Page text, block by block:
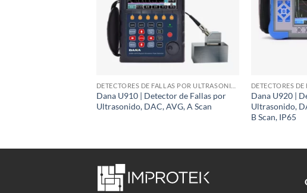
Dana U910 | Detector de Fallas por
Ultrasonido, DAC, AVG, A Scan
Dana U920 |
Ultrasonido,
B Scan, IP65